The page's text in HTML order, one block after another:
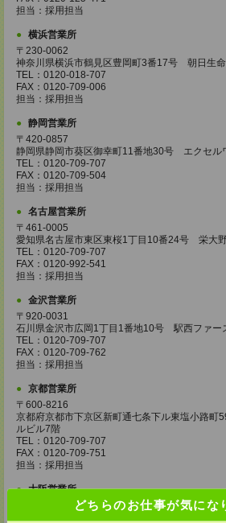
どちらのお仕事が気にな
担当：採用担当
横浜営業所
〒230-0062
神奈川県横浜市鶴見区豊岡町3番17号 朝日生
TEL：0120-018-707
FAX：0120-709-006
担当：採用担当
静岡営業所
〒420-0857
静岡県静岡市葵区御幸町11番地30号 エクセル
TEL：0120-709-707
FAX：0120-709-504
担当：採用担当
名古屋営業所
〒461-0005
愛知県名古屋市東区東桜1丁目10番24号 栄大
TEL：0120-709-707
FAX：0120-992-541
担当：採用担当
金沢営業所
〒920-0031
石川県金沢市広岡1丁目1番地10号 駅西ファー
TEL：0120-709-707
FAX：0120-709-762
担当：採用担当
京都営業所
〒600-8216
京都府京都市下京区新町通七条下ル東塩小路
ルビル7階
TEL：0120-709-707
FAX：0120-709-751
担当：採用担当
大阪営業所